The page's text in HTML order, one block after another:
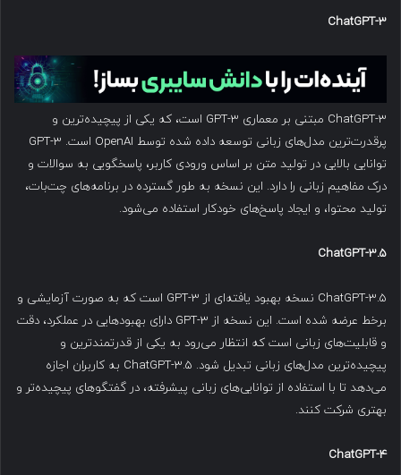
ChatGPT-3
ChatGPT-3 مبتنی بر معماری GPT-3 است، که یکی از پیچیده‌ترین و
پرقدرت‌ترین مدل‌های زبانی توسعه داده شده توسط OpenAI است. GPT-3
توانایی بالایی در تولید متن بر اساس ورودی کاربر، پاسخگویی به سوالات و
درک مفاهیم زبانی را دارد. این نسخه به طور گسترده در برنامه‌های چت‌بات،
تولید محتوا، و ایجاد پاسخ‌های خودکار استفاده می‌شود.
ChatGPT-3.5
ChatGPT-3.5 نسخه بهبود یافته‌ای از GPT-3 است که به صورت آزمایشی و
برخط عرضه شده است. این نسخه از GPT-3 دارای بهبودهایی در عملکرد، دقت
و قابلیت‌های زبانی است که انتظار می‌رود به یکی از قدرتمندترین و
پیچیده‌ترین مدل‌های زبانی تبدیل شود. ChatGPT-3.5 به کاربران اجازه
می‌دهد تا با استفاده از توانایی‌های زبانی پیشرفته، در گفتگوهای پیچیده‌تر و
بهتری شرکت کنند.
ChatGPT-4